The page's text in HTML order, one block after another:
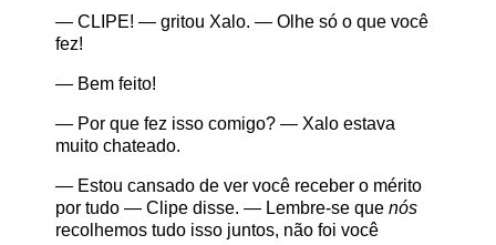
— CLIPE! — gritou Xalo. — Olhe só o que você
fez!
— Bem feito!
— Por que fez isso comigo? — Xalo estava
muito chateado.
— Estou cansado de ver você receber o mérito
por tudo — Clipe disse. — Lembre-se que nós
recolhemos tudo isso juntos, não foi você